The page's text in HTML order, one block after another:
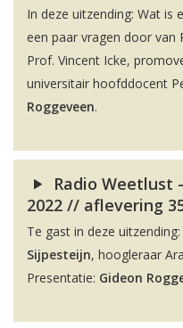
In deze uitzending: Wat is
een paar vragen door
Prof. Vincent Icke,
universitair hoofddocent
Roggeveen.
Radio Weetlust
2022 // aflevering
Te gast in deze
Sijpesteijn, hoogleraar
Presentatie: Gideon